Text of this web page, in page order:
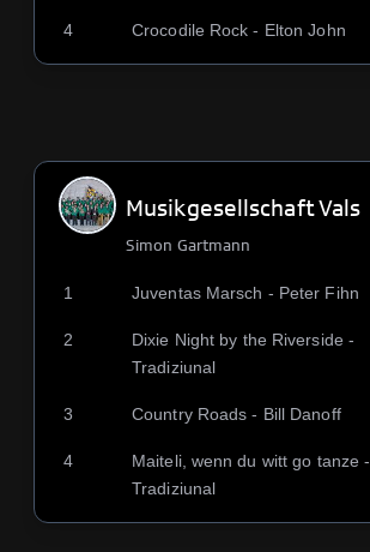
4 Crocodile Rock - Elton John
Musikgesellschaft Vals
Simon Gartmann
1 Juventas Marsch - Peter Fihn
2
Dixie Night by the Riverside -
Tradiziunal
3 Country Roads - Bill Danoff
4
Maiteli, wenn du witt go tanze -
Tradiziunal